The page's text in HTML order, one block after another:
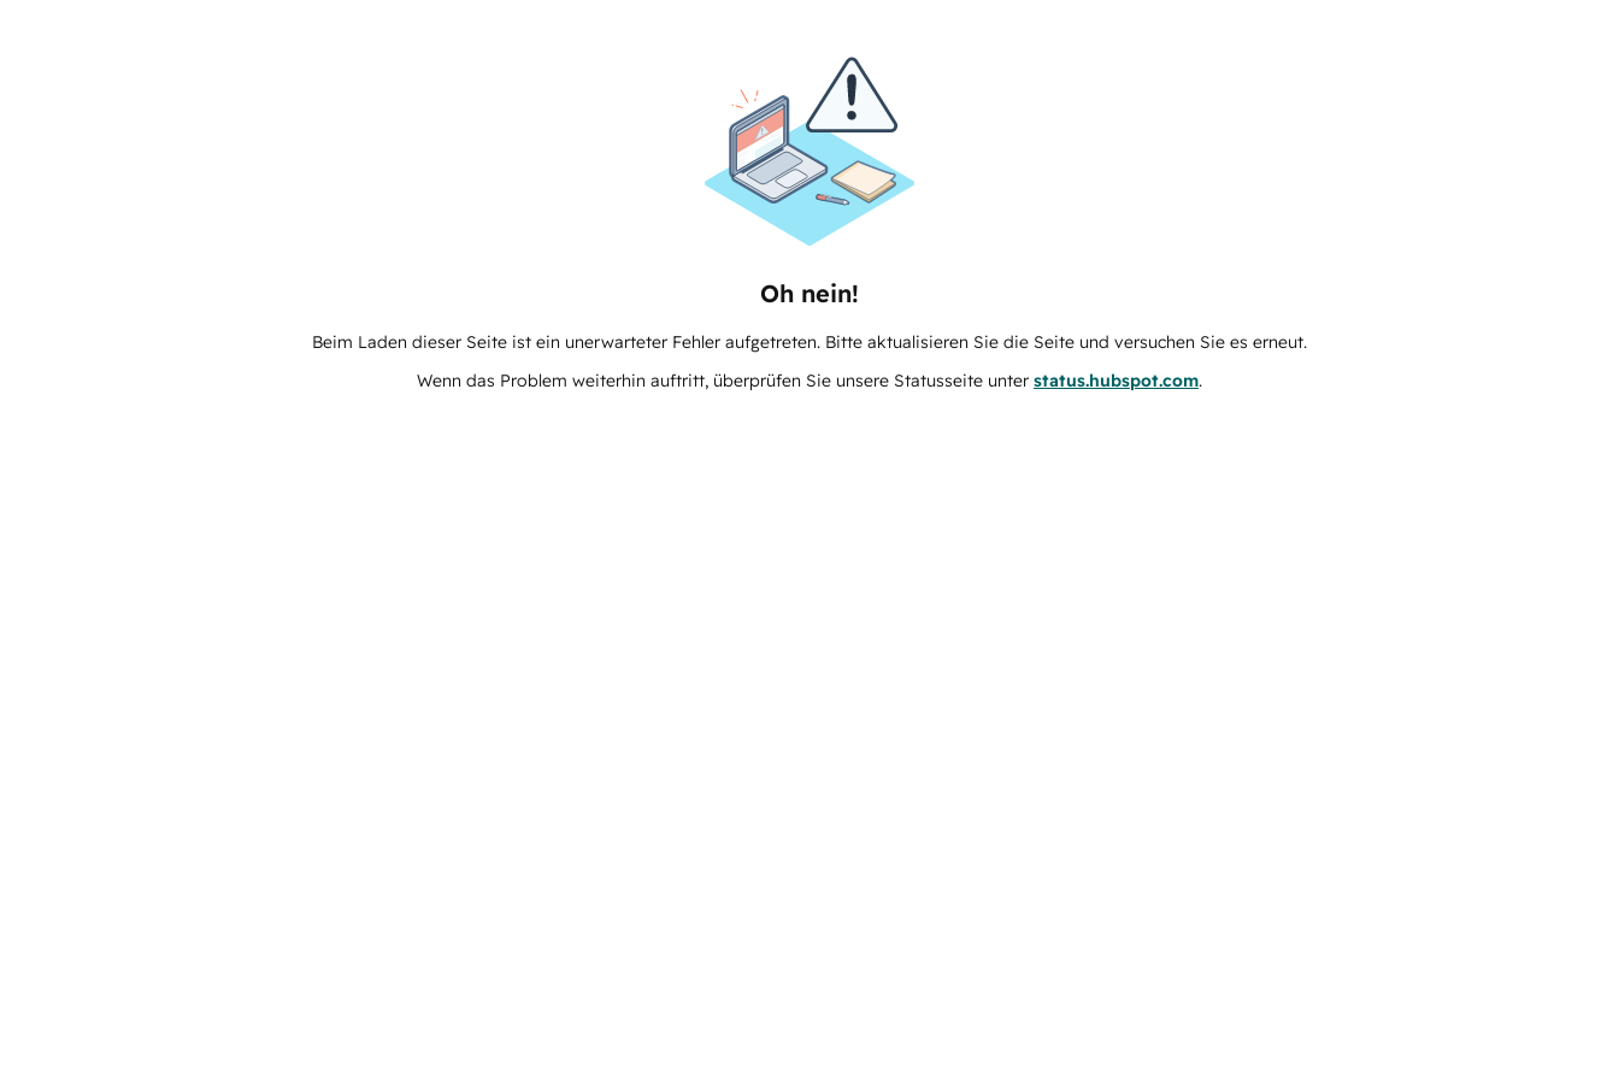
Oh nein!
Beim Laden dieser Seite ist ein unerwarteter Fehler aufgetreten. Bitte aktualisieren Sie die Seite und versuchen Sie es erneut.
Wenn das Problem weiterhin auftritt, überprüfen Sie unsere Statusseite unter status.hubspot.com.